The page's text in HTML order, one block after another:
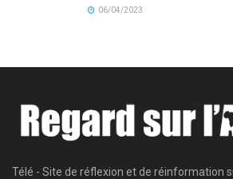
06/04/2023
Télé - Site de réflexion et de réinformation